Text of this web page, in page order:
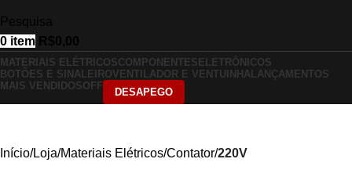
0 item
MATERIAIS ELÉTRICOSCOMPONENTES ELETRÔNICOS
BOTÕES E SINALEIROVENTILADOR E VENTUINHA LANÇAMENTOS
MAIS VENDIDOSOFF
DESAPEGO
Início Loja Materiais Elétricos Contator 220V